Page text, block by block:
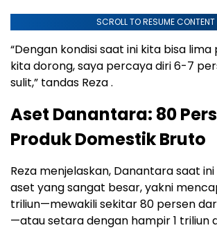
SCROLL TO RESUME CONTENT
“Dengan kondisi saat ini kita bisa lima
kita dorong, saya percaya diri 6-7
sulit,” tandas Reza .
Aset Danantara: 80
Produk Domestik Bruto
Reza menjelaskan, Danantara saat
aset yang sangat besar, yakni
triliun—mewakili sekitar 80 persen
—atau setara dengan hampir 1 triliun